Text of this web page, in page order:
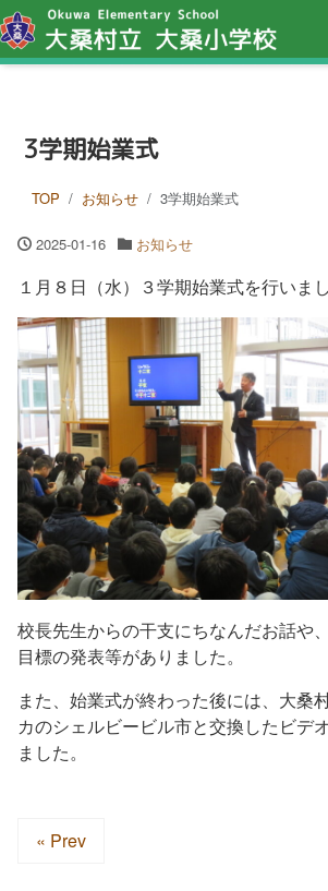
3学期始業式
TOP お知らせ 3学期始業式
2025-01-16 お知らせ
１月８日（水）３学期始業式を行いまし
校長先生からの干支にちなんだお話や
目標の発表等がありました。
また、始業式が終わった後には、大桑
カのシェルビービル市と交換したビデ
ました。
« Prev